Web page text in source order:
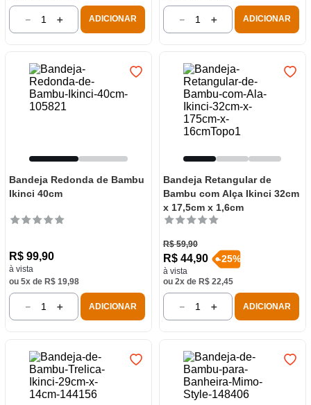
＋
－ ADICIONAR ＋
－ ADICIONAR
Bandeja Redonda de Bambu
Ikinci 40cm
R$ 99,90
à vista
ou 5x de R$ 19,98
＋
－ ADICIONAR
Bandeja Retangular de
Bambu com Alça Ikinci 32cm
x 17,5cm x 1,6cm
R$ 59,90
R$ 44,90
à vista
-25%
ou 2x de R$ 22,45
＋
－ ADICIONAR